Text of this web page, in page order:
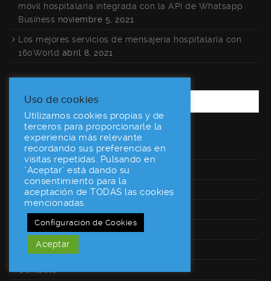
móvil hospitalaria integrada con la API de Whatsapp
Business noviembre 5, 2021
Los mejores servicios de mensajería hospitalaria con
160World abril 8, 2021
Inicio
Servicios
Beneficios
Referencias
Calculadora
Uso de cookies
Utilizamos cookies propias y de
terceros para proporcionarle la
experiencia más relevante
recordando sus preferencias en
visitas repetidas. Pulsando en
"Aceptar" está dando su
consentimiento para la
aceptación de TODAS las cookies
mencionadas.
Configuración de Cookies
Aceptar